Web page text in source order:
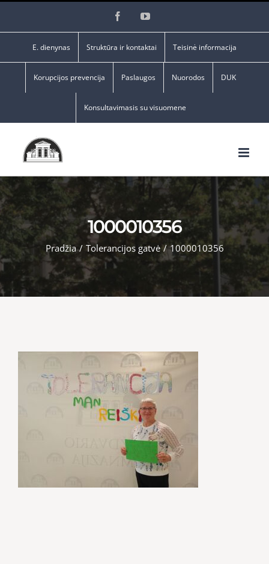
FacebookYouTube
E. dienynas Struktūra ir kontaktai Teisinė informacija
Korupcijos prevencija Paslaugos Nuorodos DUK
Konsultavimasis su visuomene
1000010356
Pradžia / Tolerancijos gatvė / 1000010356